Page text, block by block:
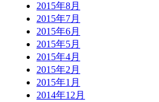
2015年8月
2015年7月
2015年6月
2015年5月
2015年4月
2015年2月
2015年1月
2014年12月